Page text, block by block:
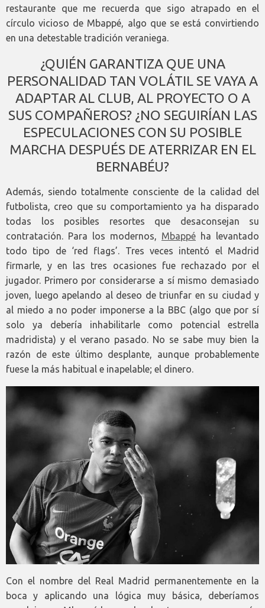
restaurante que me recuerda que sigo atrapado en el
círculo vicioso de Mbappé, algo que se está convirtiendo
en una detestable tradición veraniega.
¿QUIÉN GARANTIZA QUE UNA
PERSONALIDAD TAN VOLÁTIL SE VAYA A
ADAPTAR AL CLUB, AL PROYECTO O A
SUS COMPAÑEROS? ¿NO SEGUIRÍAN LAS
ESPECULACIONES CON SU POSIBLE
MARCHA DESPUÉS DE ATERRIZAR EN EL
BERNABÉU?
Además, siendo totalmente consciente de la calidad del
futbolista, creo que su comportamiento ya ha disparado
todas los posibles resortes que desaconsejan su
contratación. Para los modernos, Mbappé ha levantado
todo tipo de ‘red flags’. Tres veces intentó el Madrid
firmarle, y en las tres ocasiones fue rechazado por el
jugador. Primero por considerarse a sí mismo demasiado
joven, luego apelando al deseo de triunfar en su ciudad y
al miedo a no poder imponerse a la BBC (algo que por sí
solo ya debería inhabilitarle como potencial estrella
madridista) y el verano pasado. No se sabe muy bien la
razón de este último desplante, aunque probablemente
fuese la más habitual e inapelable; el dinero.
Con el nombre del Real Madrid permanentemente en la
boca y aplicando una lógica muy básica, deberíamos